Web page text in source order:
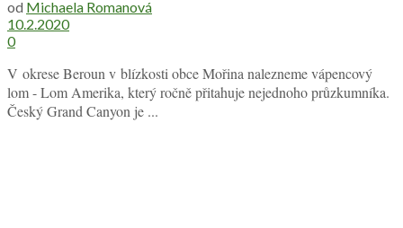
od Michaela Romanová
10.2.2020
0
V okrese Beroun v blízkosti obce Mořina nalezneme vápencový
lom - Lom Amerika, který ročně přitahuje nejednoho průzkumníka.
Český Grand Canyon je ...